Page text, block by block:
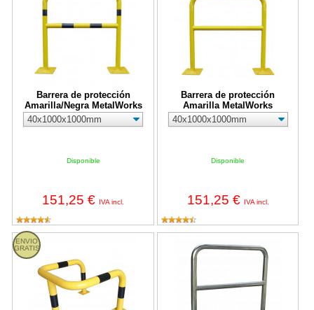
Barrera de protección
Amarilla/Negra MetalWorks
Disponible
151,25 € IVA incl.
Barrera de protección
Amarilla MetalWorks
Disponible
151,25 € IVA incl.
ENVIO
GRATIS
Estribo de protección Amarillo/Negro MetalWorks PRF700NJ de